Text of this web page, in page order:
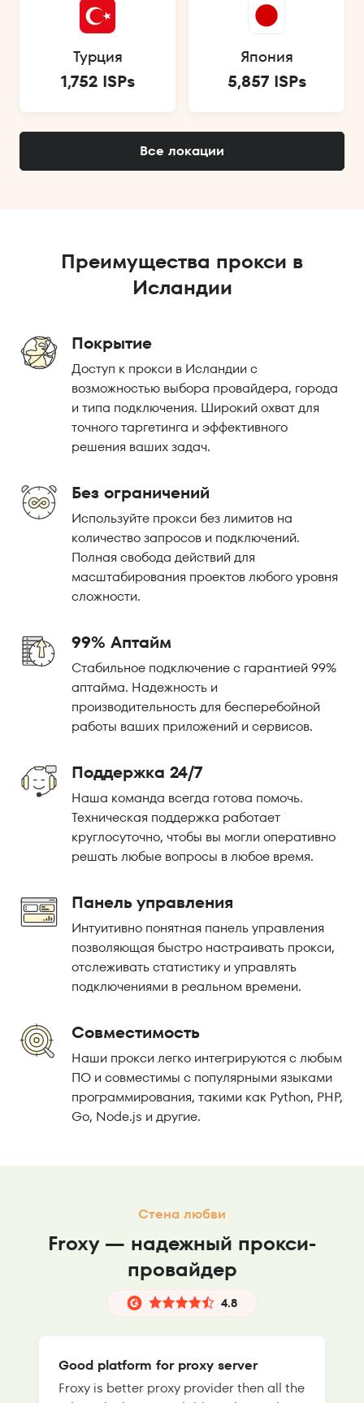
Турция
1,752 ISPs
Япония
5,857 ISPs
Все локации
Преимущества прокси в
Исландии
Покрытие
Доступ к прокси в Исландии с
возможностью выбора провайдера, города
и типа подключения. Широкий охват для
точного таргетинга и эффективного
решения ваших задач.
Без ограничений
Используйте прокси без лимитов на
количество запросов и подключений.
Полная свобода действий для
масштабирования проектов любого уровня
сложности.
99% Аптайм
Стабильное подключение с гарантией 99%
аптайма. Надежность и
производительность для бесперебойной
работы ваших приложений и сервисов.
Поддержка 24/7
Наша команда всегда готова помочь.
Техническая поддержка работает
круглосуточно, чтобы вы могли оперативно
решать любые вопросы в любое время.
Панель управления
Интуитивно понятная панель управления
позволяющая быстро настраивать прокси,
отслеживать статистику и управлять
подключениями в реальном времени.
Совместимость
Наши прокси легко интегрируются с любым
ПО и совместимы с популярными языками
программирования, такими как Python, PHP,
Go, Node.js и другие.
Стена любви
Froxy — надежный прокси-
провайдер
4.8
Good platform for proxy server
Froxy is better proxy provider then all the